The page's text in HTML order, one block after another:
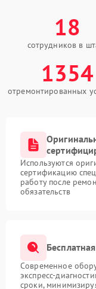
18
сотрудников в
1354
отремонтированных
Используются
сертификацию
работу после
обязательств
Современное
экспресс-
сроки,